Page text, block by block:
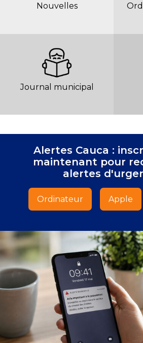
Nouvelles
Journal municipal
Alertes Cauca :
maintenant pour
alertes
Ordinateur Apple